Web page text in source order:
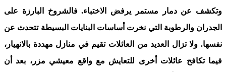
وتكشف عن دمار مستمر يرفض الاختباء. فالشروخ البارزة على
الجدران والرطوبة التي نخرت أساسات البنايات البسيطة تتحدث عن
نفسها. ولا تزال العديد من العائلات تقيم في منازل مهددة بالانهيار،
فيما تكافح عائلات أخرى للتعايش مع واقع معيشي مزر، بعد أن